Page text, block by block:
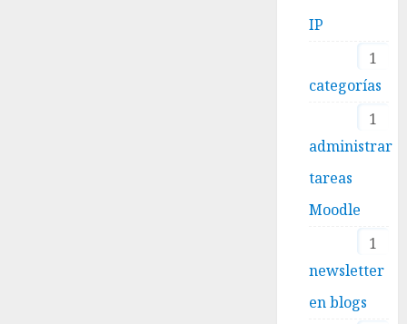
IP
1
categorías
1
administrar
tareas
Moodle
1
newsletter
en blogs